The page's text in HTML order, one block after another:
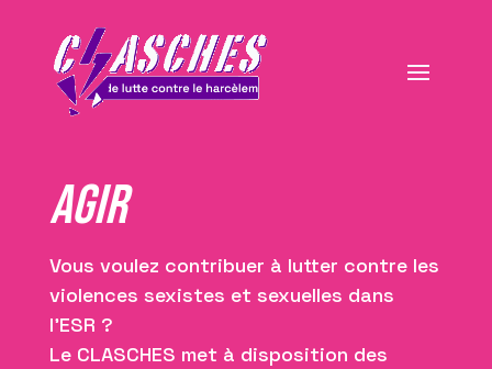
AGIR
Vous voulez contribuer à lutter contre les
violences sexistes et sexuelles dans
l’ESR ?
Le CLASCHES met à disposition des